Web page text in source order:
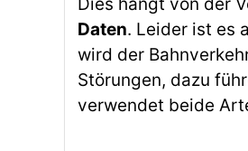
Daten. Leider ist es
wird der
Störungen, dazu
verwendet beide